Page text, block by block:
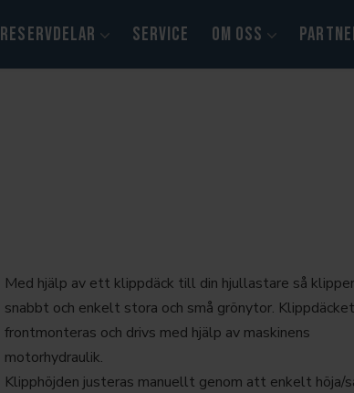
RESERVDELAR SERVICE OM OSS
Med hjälp av ett klippdäck till din hjullastare så
snabbt och enkelt stora och små grönytor. Klippdäcket
frontmonteras och drivs med hjälp av maskinens
motorhydraulik.
Klipphöjden justeras manuellt genom att enkelt höja/